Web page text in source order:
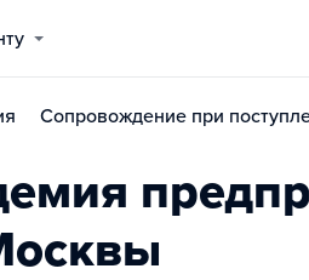
Сопровождение при